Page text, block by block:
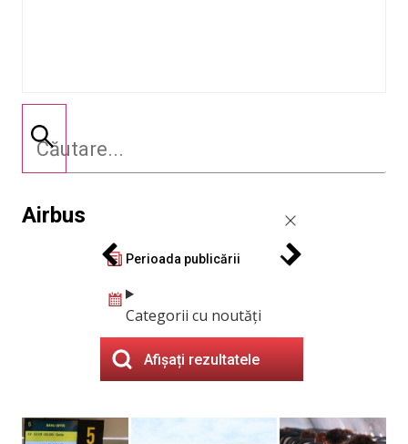
Airbus
Perioada publicării
Categorii cu noutăți
Afișați rezultatele